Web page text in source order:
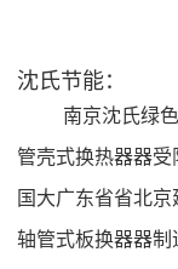
沈氏节能：
南京沈氏绿
管壳式换热器器
国大广东省省北
轴管式板换器器